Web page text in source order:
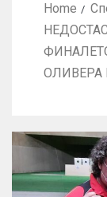
Home
ОЛИВЕРА